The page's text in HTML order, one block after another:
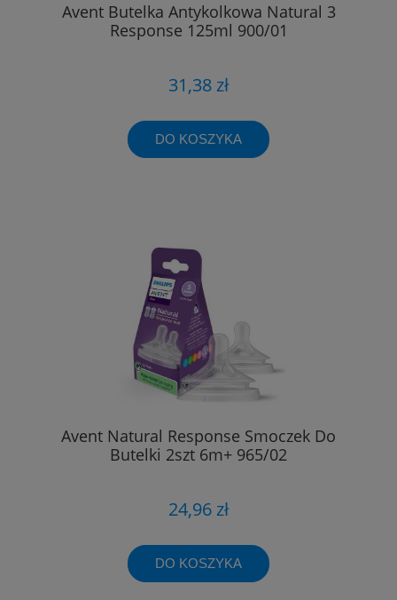
Avent Butelka Antykolkowa Natural 3
Response 125ml 900/01
31,38 zł
DO KOSZYKA
Avent Natural Response Smoczek Do
Butelki 2szt 6m+ 965/02
24,96 zł
DO KOSZYKA